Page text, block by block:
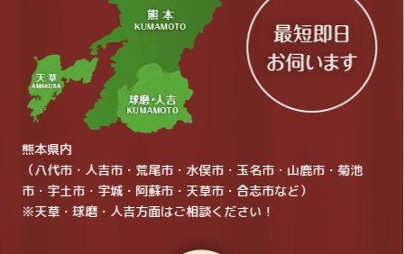
熊本県内
（八代市・人吉市・荒尾市・水俣市・玉名市・山鹿市・菊池
市・宇土市・宇城・阿蘇市・天草市・合志市など）
※天草・球磨・人吉方面はご相談ください！